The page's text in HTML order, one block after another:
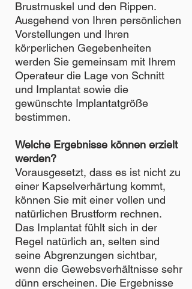
Brustmuskel und den Rippen.
Ausgehend von Ihren persönlichen
Vorstellungen und Ihren
körperlichen Gegebenheiten
werden Sie gemeinsam mit Ihrem
Operateur die Lage von Schnitt
und Implantat sowie die
gewünschte Implantatgröße
bestimmen.
Welche Ergebnisse können erzielt
werden?
Vorausgesetzt, dass es ist nicht zu
einer Kapselverhärtung kommt,
können Sie mit einer vollen und
natürlichen Brustform rechnen.
Das Implantat fühlt sich in der
Regel natürlich an, selten sind
seine Abgrenzungen sichtbar,
wenn die Gewebsverhältnisse sehr
dünn erscheinen. Die Ergebnisse